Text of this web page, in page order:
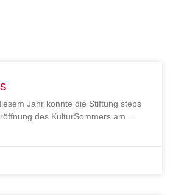
Jahr konnte die Stiftung steps
des KulturSommers am